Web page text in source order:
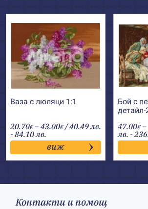
Ваза с люляци 1:1
20.70€ –43.00€Price
range:
20.70€
through
43.00€
/ 40.49 лв.
- 84.10 лв.
виж
Бой с
47.00€ –
лв. -
Контакти и помощ